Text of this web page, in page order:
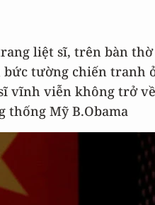
liệt sĩ, trên bàn
tường chiến tranh
vĩnh viễn không trở
thống Mỹ B.Obama